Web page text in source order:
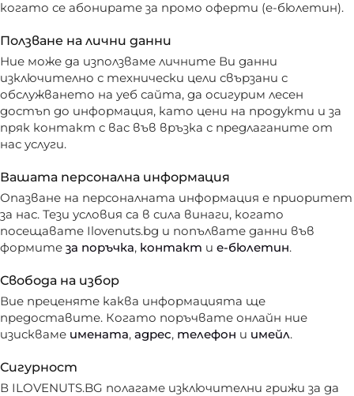
когато се абонирате за промо оферти (е-бюлетин).
Ползване на лични данни
Ние може да използваме личните Ви данни
изключително с технически цели свързани с
обслужването на уеб сайта, да осигурим лесен
достъп до информация, като цени на продукти и за
пряк контакт с вас във връзка с предлаганите от
нас услуги.
Вашата персонална информация
Опазване на персоналната информация е приоритет
за нас. Тези условия са в сила винаги, когато
посещавате Ilovenuts.bg и попълвате данни във
формите за поръчка, контакт и е-бюлетин.
Свобода на избор
Вие преценяте каква информацията ще
предоставите. Когато поръчвате онлайн ние
изискваме имената, адрес, телефон и имейл.
Сигурност
В ILOVENUTS.BG полагаме изключителни грижи за да